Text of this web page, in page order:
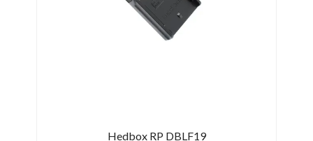
Hedbox RP DBLF19